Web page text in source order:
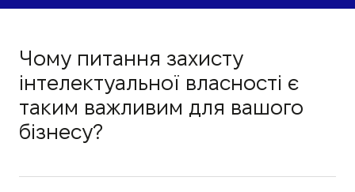
Чому питання захисту
інтелектуальної власності є
таким важливим для вашого
бізнесу?